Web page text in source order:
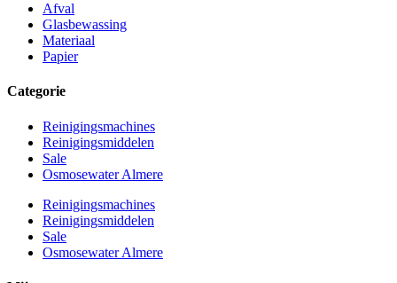
Afval
Glasbewassing
Materiaal
Papier
Categorie
Reinigingsmachines
Reinigingsmiddelen
Sale
Osmosewater Almere
Reinigingsmachines
Reinigingsmiddelen
Sale
Osmosewater Almere